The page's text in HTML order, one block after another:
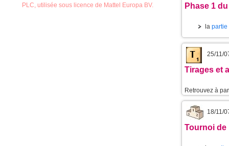
PLC, utilisée sous licence de Mattel Europa BV.
Phase 1
la partie
25/11/
Tirages et
Retrouvez à
18/11/
Tournoi de